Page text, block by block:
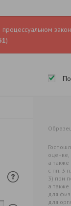
процессуальном
)
оценке,
а также
с пп. 3
3) при
а
для
для